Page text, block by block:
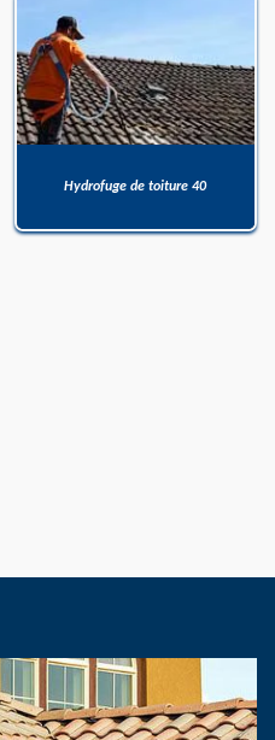
Hydrofuge de toiture 40